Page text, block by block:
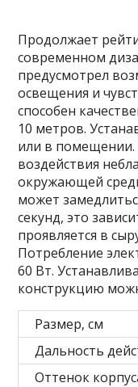
Продолжает
современном
предусмотрел
освещения и
способен
10 метров.
или в
воздействия
окружающей
может
секунд, это
проявляется в
Потребление
60 Вт.
конструкцию
Размер, см
Дальность
Оттенок